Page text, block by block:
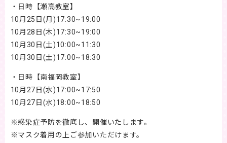
・日時【瀬高教室】
10月25日(月)17:30~19:00
10月28日(木)17:30~19:00
10月30日(土)10:00~11:30
10月30日(土)17:00~18:30
・日時【南福岡教室】
10月27日(水)17:00~17:50
10月27日(水)18:00~18:50
※感染症予防を徹底し、開催いたします。
※マスク着用の上ご参加いただけます。